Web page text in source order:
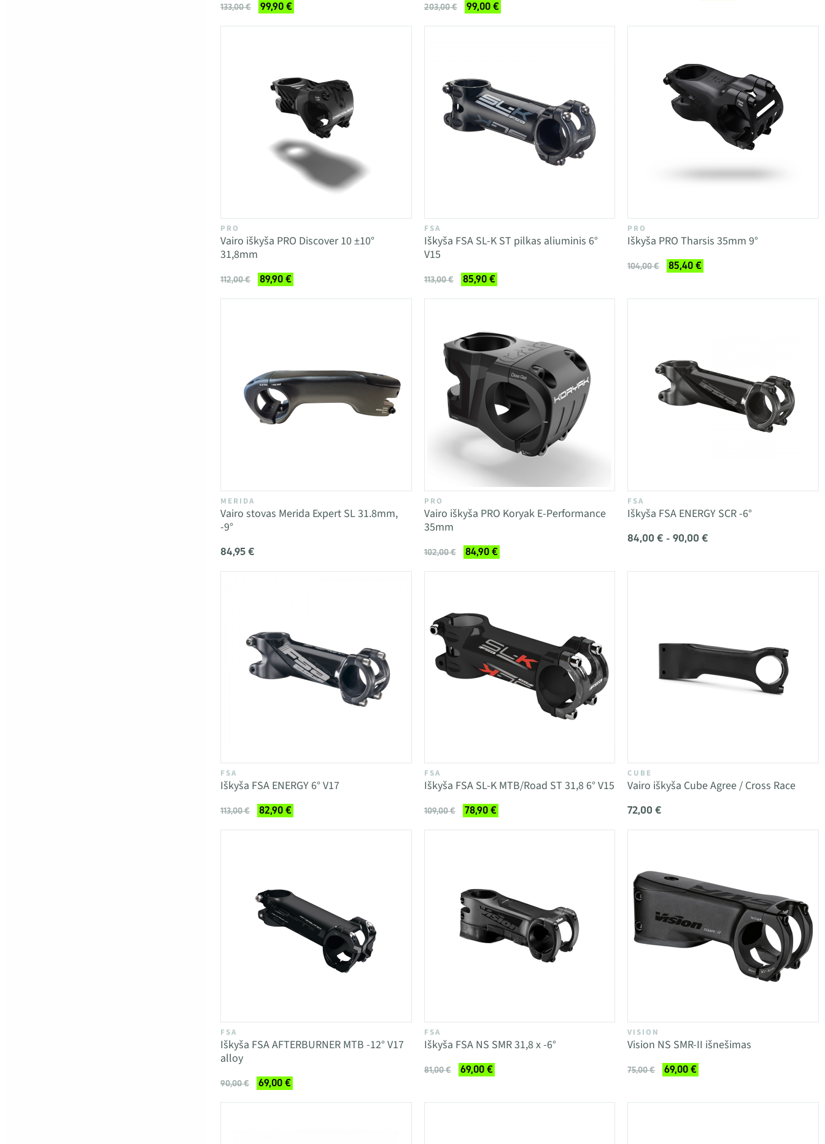
133,00 € 99,90 € 203,00 € 99,00 €
PRO
Vairo iškyša PRO Discover 10 ±10°
31,8mm
112,00 € 89,90 €
FSA
Iškyša FSA SL-K ST pilkas aliuminis 6°
V15
113,00 € 85,90 €
PRO
Iškyša PRO Tharsis 35mm 9°
104,00 € 85,40 €
MERIDA
Vairo stovas Merida Expert SL 31.8mm,
-9°
84,95 €
PRO
Vairo iškyša PRO Koryak E-Performance
35mm
102,00 € 84,90 €
FSA
Iškyša FSA ENERGY SCR -6°
84,00 € - 90,00 €
FSA
Iškyša FSA ENERGY 6° V17
113,00 € 82,90 €
FSA
Iškyša FSA SL-K MTB/Road ST 31,8 6° V15
109,00 € 78,90 €
CUBE
Vairo iškyša Cube Agree / Cross Race
72,00 €
FSA
Iškyša FSA AFTERBURNER MTB -12° V17
alloy
90,00 € 69,00 €
FSA
Iškyša FSA NS SMR 31,8 x -6°
81,00 € 69,00 €
VISION
Vision NS SMR-II išnešimas
75,00 € 69,00 €